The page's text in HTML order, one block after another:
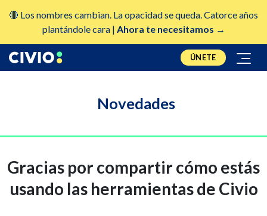
🔴 Los nombres cambian. La opacidad se queda. Catorce años
plantándole cara | Ahora te necesitamos →
ÚNETE
Novedades
Gracias por compartir cómo estás
usando las herramientas de Civio